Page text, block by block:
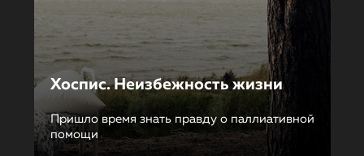
Хоспис. Неизбежность жизни
Пришло время знать правду о паллиативной
помощи